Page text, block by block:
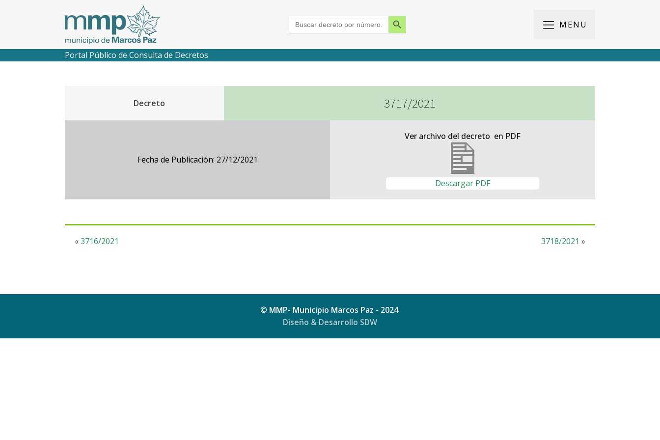
Search
for:
Search Button
MENU
2018
2017
2016
2015
Portal Público de Consulta de Decretos
Decreto 3717/2021
Fecha de Publicación: 27/12/2021
Ver archivo del decreto en PDF
Descargar PDF
«3716/2021 3718/2021 »
© MMP- Municipio Marcos Paz - 2024
Diseño & Desarrollo SDW